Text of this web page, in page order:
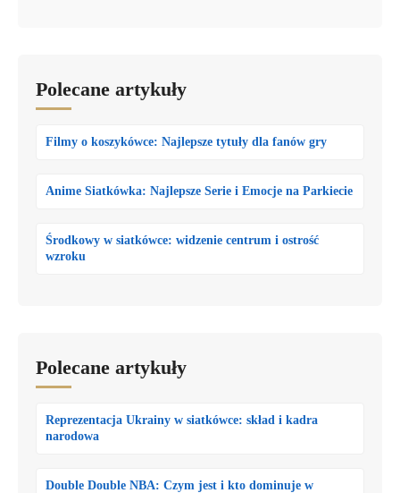
Polecane artykuły
Filmy o koszykówce: Najlepsze tytuły dla fanów gry
Anime Siatkówka: Najlepsze Serie i Emocje na Parkiecie
Środkowy w siatkówce: widzenie centrum i ostrość
wzroku
Polecane artykuły
Reprezentacja Ukrainy w siatkówce: skład i kadra
narodowa
Double Double NBA: Czym jest i kto dominuje w